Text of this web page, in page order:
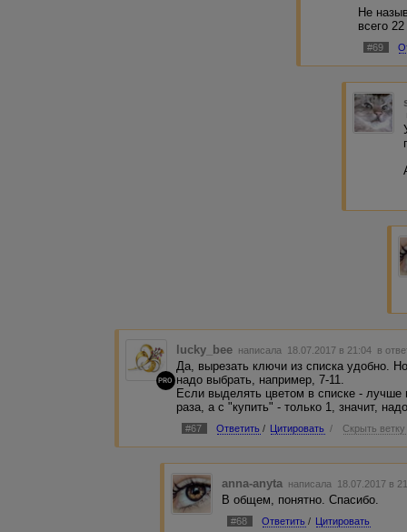
Не
всего
#69
PRO
lucky_bee написала 18.07.2017 в 21:04 в
Да, вырезать ключи из списка удобно.
надо выбрать, например, 7-11.
Если выделять цветом в списке -
раза, а с "купить" - только 1, значит,
#67 Ответить / Цитировать / Скрыть ветку
anna-anyta написала 18.07.2017 в
В общем, понятно. Спасибо.
#68 Ответить / Цитировать